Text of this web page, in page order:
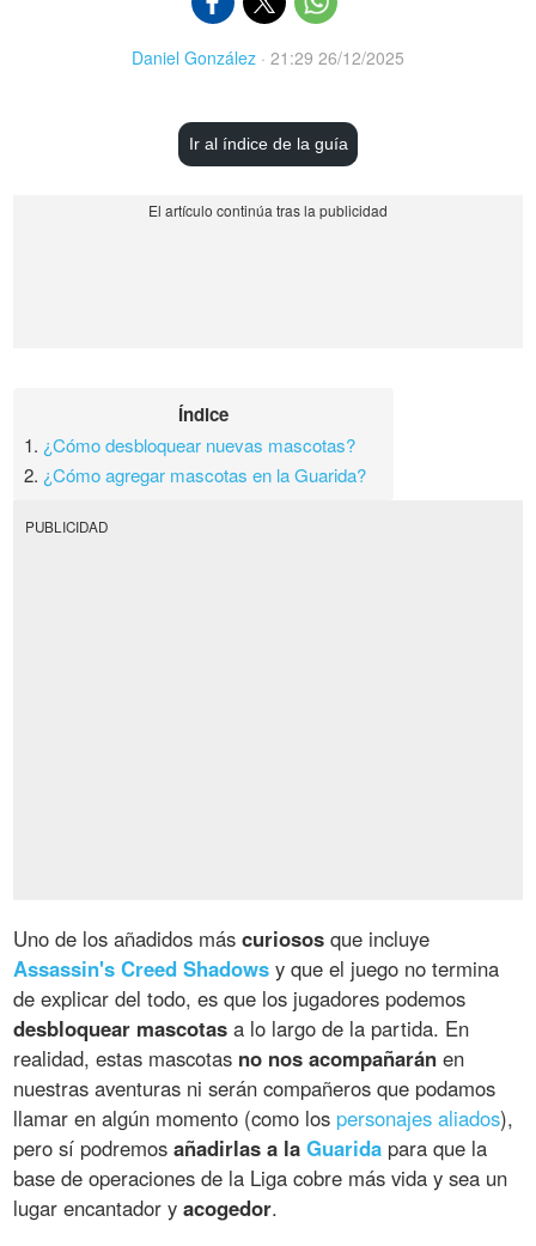
Daniel González · 21:29 26/12/2025
Ir al índice de la guía
Índice
1. ¿Cómo desbloquear nuevas mascotas?
2. ¿Cómo agregar mascotas en la Guarida?
PUBLICIDAD
Uno de los añadidos máscuriosos que incluye
Assassin's Creed Shadows y que el juego no termina
de explicar del todo, es que los jugadores podemos
desbloquear mascotas a lo largo de la partida. En
realidad, estas mascotas no nos acompañarán en
nuestras aventuras ni serán compañeros que podamos
llamar en algún momento (como los personajes aliados),
pero sí podremosañadirlas a laGuarida para que la
base de operaciones de la Liga cobre más vida y sea un
lugar encantador yacogedor.